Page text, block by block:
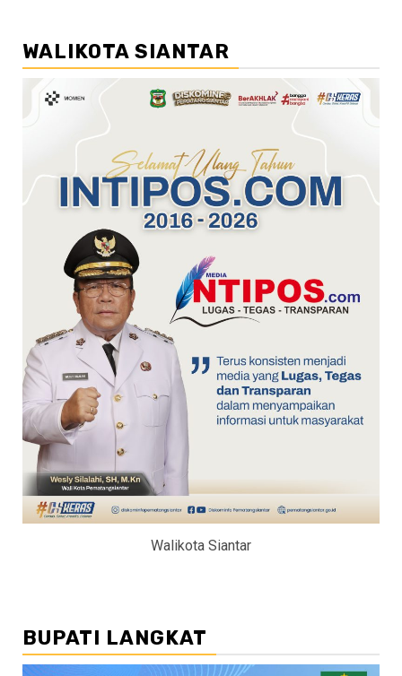
WALIKOTA SIANTAR
Walikota Siantar
BUPATI LANGKAT